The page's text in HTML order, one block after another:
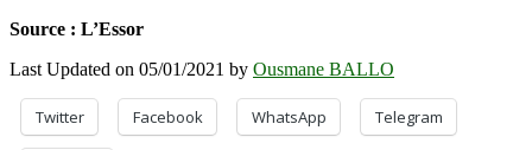
Source : L’Essor
Last Updated on 05/01/2021 by Ousmane BALLO
Twitter Facebook WhatsApp Telegram